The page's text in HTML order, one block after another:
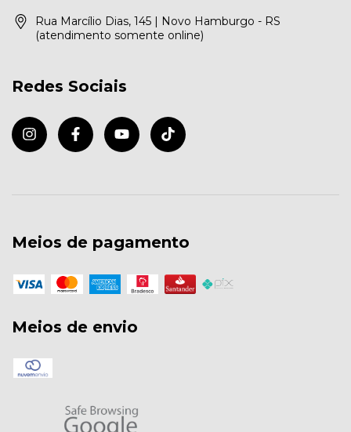
Rua Marcílio Dias, 145 | Novo Hamburgo - RS
(atendimento somente online)
Redes Sociais
Meios de pagamento
Meios de envio